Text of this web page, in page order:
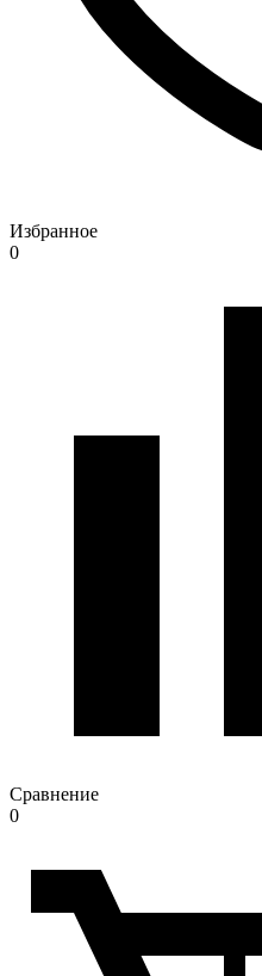
Избранное
0
Сравнение
0